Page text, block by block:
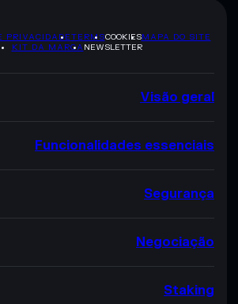
PRIVACIDADETERMSCOOKIESMAPA DO SITE
KIT DA MARCA NEWSLETTER
Visão geral
Funcionalidades essenciais
Segurança
Negociação
Staking